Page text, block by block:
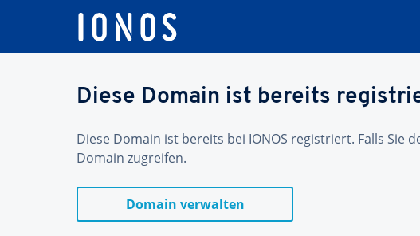
Diese Domain ist bereits
Diese Domain ist bereits bei IONOS registriert. Falls Sie
Domain zugreifen.
Domain verwalten